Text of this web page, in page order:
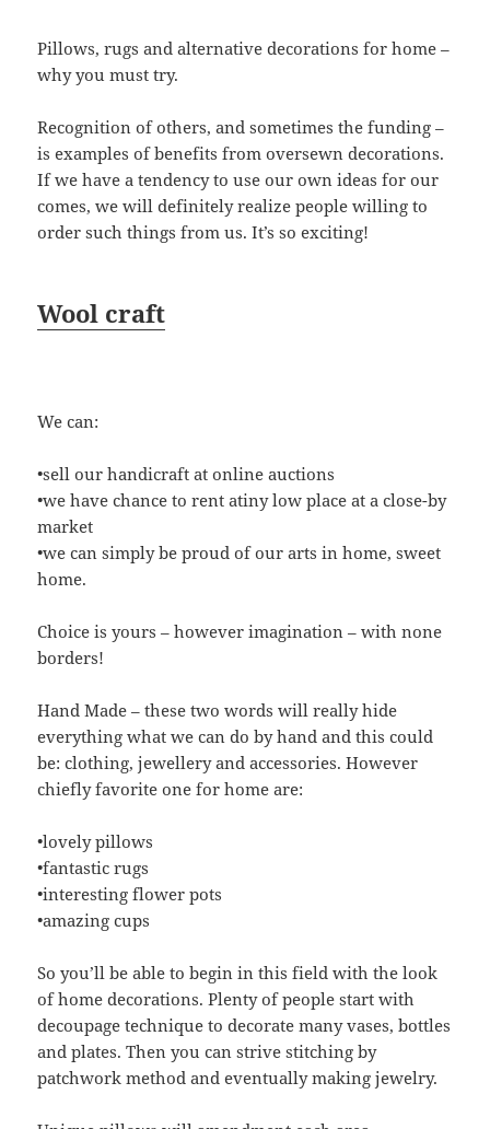
Pillows, rugs and alternative decorations for home –
why you must try.
Recognition of others, and sometimes the funding –
is examples of benefits from oversewn decorations.
If we have a tendency to use our own ideas for our
comes, we will definitely realize people willing to
order such things from us. It’s so exciting!
Wool craft
We can:
•sell our handicraft at online auctions
•we have chance to rent atiny low place at a close-by
market
•we can simply be proud of our arts in home, sweet
home.
Choice is yours – however imagination – with none
borders!
Hand Made – these two words will really hide
everything what we can do by hand and this could
be: clothing, jewellery and accessories. However
chiefly favorite one for home are:
•lovely pillows
•fantastic rugs
•interesting flower pots
•amazing cups
So you’ll be able to begin in this field with the look
of home decorations. Plenty of people start with
decoupage technique to decorate many vases, bottles
and plates. Then you can strive stitching by
patchwork method and eventually making jewelry.